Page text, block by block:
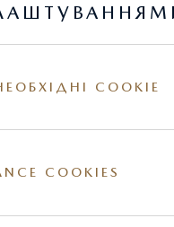
(по
Україні та в дорозі,
офіційного дилера.
та ціни,
від того, що
COOKIE
COOKIES